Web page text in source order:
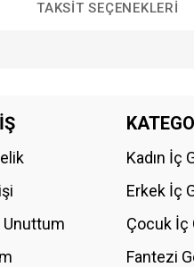
TAKSIT SEÇENEKLERI
Bu ürüne
Kadın İç
Erkek İç
Çocuk İç
Fantezi